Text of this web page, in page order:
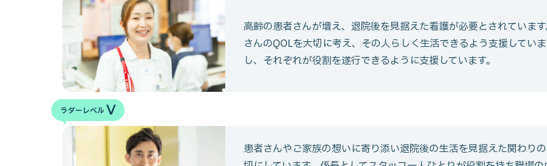
高齢の患者さんが増え、退院後を見据えた看護が必要とされていま
さんのQOLを大切に考え、その人らしく生活できるよう支援してい
し、それぞれが役割を遂行できるように支援しています。
ラダーレベル Ⅴ
患者さんやご家族の想いに寄り添い退院後の生活を見据えた関わり